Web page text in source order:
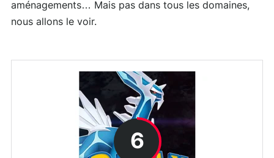
aménagements… Mais pas dans tous les domaines,
nous allons le voir.
6